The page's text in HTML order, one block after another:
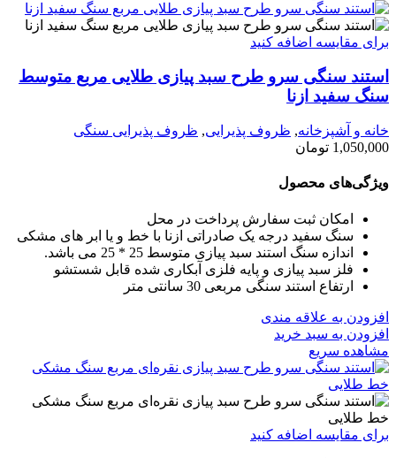
برای مقایسه اضافه کنید
استند سنگی سرو طرح سبد پیازی طلایی مربع متوسط
سنگ سفید ازنا
خانه و آشپزخانه, ظروف پذیرایی, ظروف پذیرایی سنگی
1,050,000 تومان
ویژگی‌های محصول
امکان ثبت سفارش پرداخت در محل
سنگ سفید درجه یک صادراتی ازنا با خط و یا ابر های مشکی
اندازه سنگ استند سبد پیازی متوسط 25 * 25 می باشد.
فلز سبد پیازی و پایه فلزی آبکاری شده قابل شستشو
ارتفاع استند سنگی مربعی 30 سانتی متر
افزودن به علاقه مندی
افزودن به سبد خرید
مشاهده سریع
برای مقایسه اضافه کنید